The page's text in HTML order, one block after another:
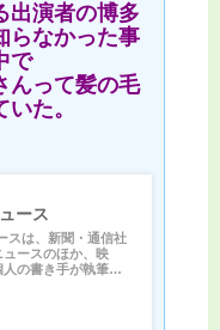
出演者の博多
らなかった事
で
んって髪の毛
た。
ース
スは、新聞・通信社
ュースのほか、映
の書き手が執筆す